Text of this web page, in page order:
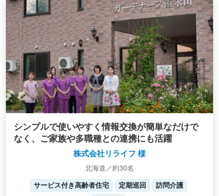
シンプルで使いやすく情報交換が簡単なだけで
なく、ご家族や多職種との連携にも活躍
株式会社リライフ 様
北海道／約30名
サービス付き高齢者住宅 定期巡回
訪問介護